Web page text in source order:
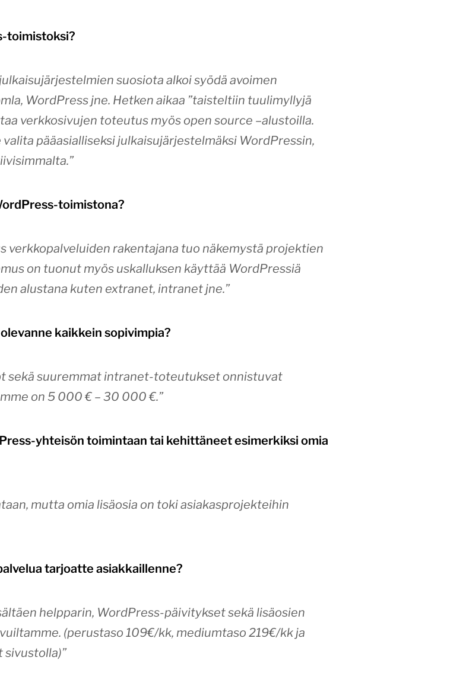
toimistoksi?
suosiota alkoi syödä avoimen
WordPress jne. Hetken aikaa ”taisteltiin tuulimyllyjä
verkkosivujen toteutus myös open source –alustoilla.
pääasialliseksi julkaisujärjestelmäksi WordPressin,
toimistona?
verkkopalveluiden rakentajana tuo näkemystä projektien
on tuonut myös uskalluksen käyttää WordPressiä
alustana kuten extranet, intranet jne.”
kaikkein sopivimpia?
sekä suuremmat intranet-toteutukset onnistuvat
on 5 000 € – 30 000 €.”
yhteisön toimintaan tai kehittäneet esimerkiksi omia
mutta omia lisäosia on toki asiakasprojekteihin
tarjoatte asiakkaillenne?
helpparin, WordPress-päivitykset sekä lisäosien
(perustaso 109€/kk, mediumtaso 219€/kk ja
sivustolla)”